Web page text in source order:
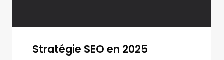
Stratégie SEO en 2025